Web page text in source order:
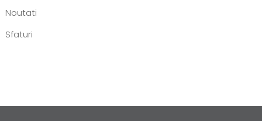
Noutati
Sfaturi